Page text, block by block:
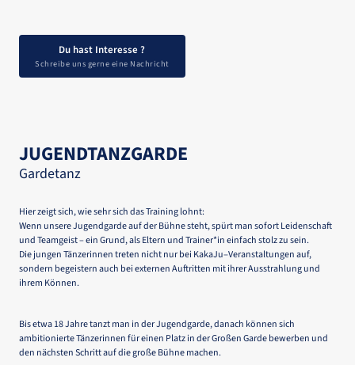
Du hast Interesse ?
Schreibe uns gerne eine Nachricht
JUGENDTANZGARDE
Gardetanz
Hier zeigt sich, wie sehr sich das Training lohnt:
Wenn unsere Jugendgarde auf der Bühne steht, spürt man sofort
und Teamgeist – ein Grund, als Eltern und Trainer*in einfach stolz zu sein.
Die jungen Tänzerinnen treten nicht nur bei KakaJu‒Veranstaltungen
sondern begeistern auch bei externen Auftritten mit ihrer Ausstrahlung
ihrem Können.
Bis etwa 18 Jahre tanzt man in der Jugendgarde, danach können
ambitionierte Tänzerinnen für einen Platz in der Großen Garde bewerben
den nächsten Schritt auf die große Bühne machen.